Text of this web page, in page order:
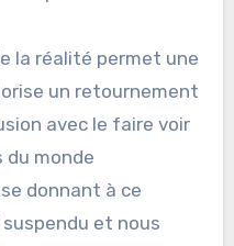
la réalité permet une
un retournement
avec le faire voir
du monde
se donnant à ce
et nous